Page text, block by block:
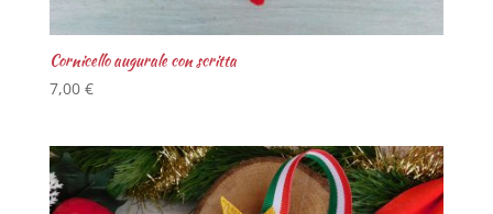
Cornicello augurale con scritta
7,00 €